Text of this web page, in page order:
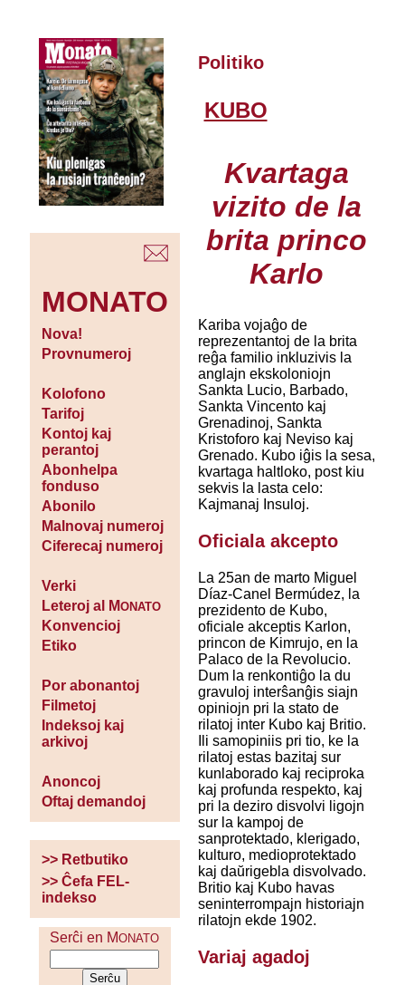
MONATO
Nova!
Provnumeroj
Kolofono
Tarifoj
Kontoj kaj
perantoj
Abonhelpa
fonduso
Abonilo
Malnovaj numeroj
Ciferecaj numeroj
Verki
Leteroj al MONATO
Konvencioj
Etiko
Por abonantoj
Filmetoj
Indeksoj kaj
arkivoj
Anoncoj
Oftaj demandoj
>> Retbutiko
>> Ĉefa FEL-
indekso
Serĉi en MONATO
Politiko
KUBO
Kvartaga
vizito de la
brita princo
Karlo
Kariba vojaĝo de
reprezentantoj de la brita
reĝa familio inkluzivis la
anglajn ekskoloniojn
Sankta Lucio, Barbado,
Sankta Vincento kaj
Grenadinoj, Sankta
Kristoforo kaj Neviso kaj
Grenado. Kubo iĝis la sesa,
kvartaga haltloko, post kiu
sekvis la lasta celo:
Kajmanaj Insuloj.
Oficiala akcepto
La 25an de marto Miguel
Díaz-Canel Bermúdez, la
prezidento de Kubo,
oficiale akceptis Karlon,
princon de Kimrujo, en la
Palaco de la Revolucio.
Dum la renkontiĝo la du
gravuloj interŝanĝis siajn
opiniojn pri la stato de
rilatoj inter Kubo kaj Britio.
Ili samopiniis pri tio, ke la
rilatoj estas bazitaj sur
kunlaborado kaj reciproka
kaj profunda respekto, kaj
pri la deziro disvolvi ligojn
sur la kampoj de
sanprotektado, klerigado,
kulturo, medioprotektado
kaj daŭrigebla disvolvado.
Britio kaj Kubo havas
seninterrompajn historiajn
rilatojn ekde 1902.
Variaj agadoj